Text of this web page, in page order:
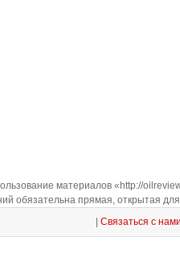
материалов «http://
обязательна прямая, открытая
Связаться с